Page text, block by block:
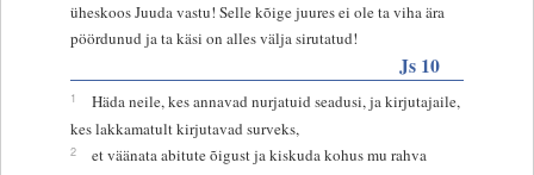
üheskoos Juuda vastu! Selle kõige juures ei ole ta viha ära
pöördunud ja ta käsi on alles välja sirutatud!
Js 10
1
Häda neile, kes annavad nurjatuid seadusi, ja kirjutajaile,
kes lakkamatult kirjutavad surveks,
2
et väänata abitute õigust ja kiskuda kohus mu rahva